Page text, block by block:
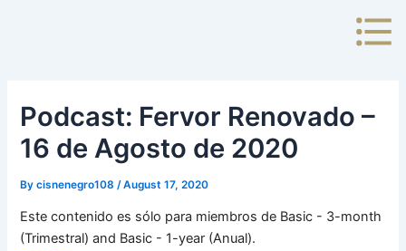
Podcast: Fervor Renovado –
16 de Agosto de 2020
Bycisnenegro108 /August 17, 2020
Este contenido es sólo para miembros de Basic - 3-month
(Trimestral) and Basic - 1-year (Anual).